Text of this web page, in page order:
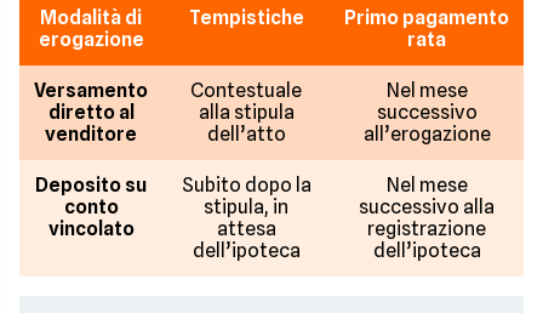
Modalità di
erogazione
Tempistiche
Primo pagamento
rata
Versamento
diretto al
venditore
Contestuale
alla stipula
dell’atto
Nel mese
successivo
all’erogazione
Deposito su
conto
vincolato
Subito dopo la
stipula, in
attesa
dell’ipoteca
Nel mese
successivo alla
registrazione
dell’ipoteca